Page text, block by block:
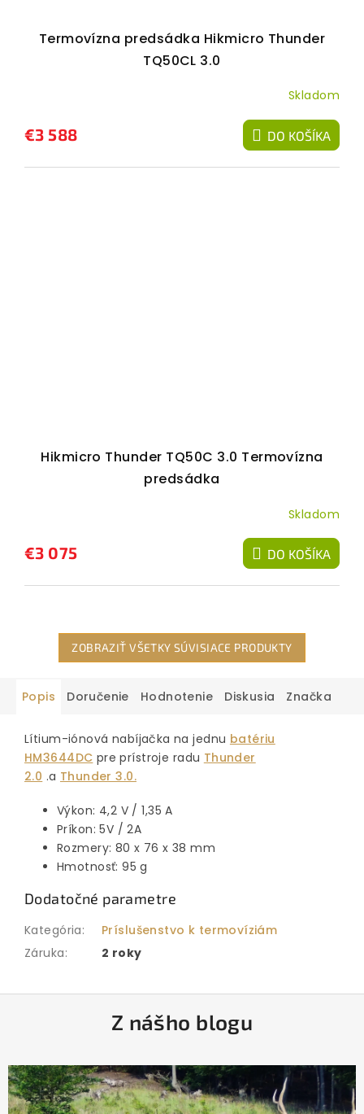
Termovízna predsádka Hikmicro Thunder
TQ50CL 3.0
Skladom
€3 588 DO KOŠÍKA
Hikmicro Thunder TQ50C 3.0 Termovízna
predsádka
Skladom
€3 075 DO KOŠÍKA
ZOBRAZIŤ VŠETKY SÚVISIACE PRODUKTY
Popis Doručenie Hodnotenie Diskusia Značka
Lítium-iónová nabíjačka na jednu batériu
HM3644DC pre prístroje radu Thunder
2.0 .a Thunder 3.0.
Výkon: 4,2 V / 1,35 A
Príkon: 5V / 2A
Rozmery: 80 x 76 x 38 mm
Hmotnosť: 95 g
Dodatočné parametre
Kategória:
Príslušenstvo k termovíziám
Záruka: 2 roky
ä
Z nášho blogu